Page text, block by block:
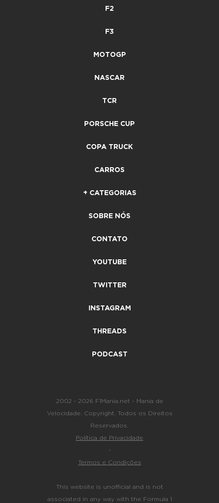
F2
F3
MOTOGP
NASCAR
TCR
PORSCHE CUP
COPA TRUCK
CARROS
+ CATEGORIAS
SOBRE NÓS
CONTATO
YOUTUBE
TWITTER
INSTAGRAM
THREADS
PODCAST
2002 - 2026 F1Mania.net - Mania de
Velocidade. Copyright. Todos os Direitos
Reservados.
Política de Privacidade
-
Termos e Condições
This website is unofficial and is not
associated in any way with the Formula 1